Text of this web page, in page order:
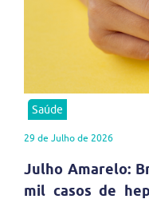
Saúde
29 de Julho de 2026
Julho Amarelo:
mil casos de